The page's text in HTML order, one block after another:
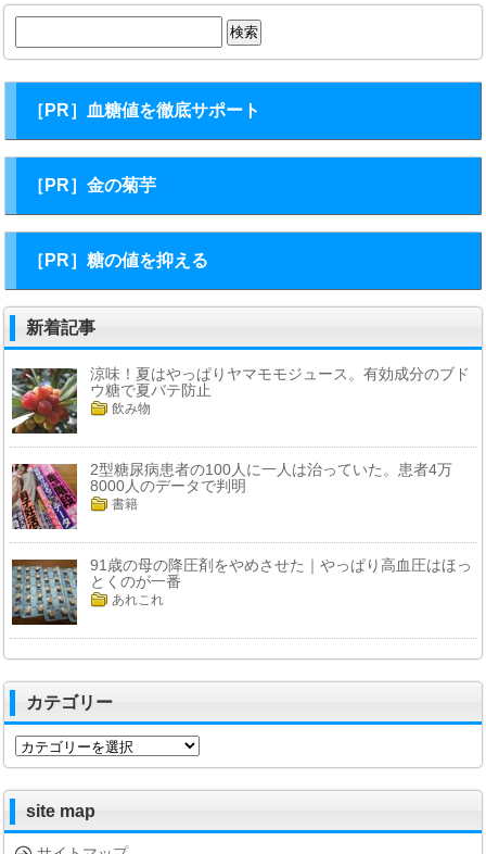
索:
［PR］血糖値を徹底サポート
［PR］金の菊芋
［PR］糖の値を抑える
新着記事
涼味！夏はやっぱりヤマモモジュース。有効成分のブド
ウ糖で夏バテ防止
飲み物
2型糖尿病患者の100人に一人は治っていた。患者4万
8000人のデータで判明
書籍
91歳の母の降圧剤をやめさせた｜やっぱり高血圧はほっ
とくのが一番
あれこれ
カテゴリー
カ
リ
ー
site map